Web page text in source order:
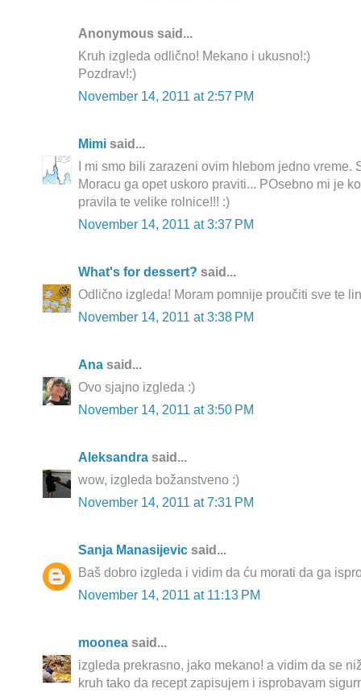
Anonymous said...
Kruh izgleda odlično! Mekano i ukusno!:)
Pozdrav!:)
November 14, 2011 at 2:57 PM
Mimi said...
I mi smo bili zarazeni ovim hlebom jedno vreme.
Moracu ga opet uskoro praviti... POsebno mi je
pravila te velike rolnice!!! :)
November 14, 2011 at 3:37 PM
What's for dessert? said...
Odlično izgleda! Moram pomnije proučiti sve te
November 14, 2011 at 3:38 PM
Ana said...
Ovo sjajno izgleda :)
November 14, 2011 at 3:50 PM
Aleksandra said...
wow, izgleda božanstveno :)
November 14, 2011 at 7:31 PM
Sanja Manasijevic said...
Baš dobro izgleda i vidim da ću morati da ga
November 14, 2011 at 11:13 PM
moonea said...
izgleda prekrasno, jako mekano! a vidim da se
kruh tako da recept zapisujem i isprobavam